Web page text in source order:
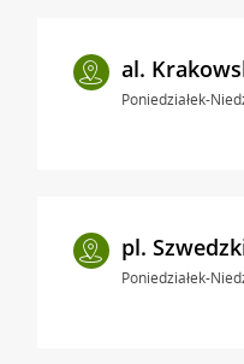
al.
Poniedziałek-
pl.
Poniedziałek-